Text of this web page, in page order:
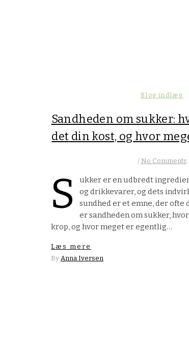
Blog indlæg
Sandheden om sukker:
det din kost, og hvor
/ No Comments
S
ukker er en udbredt
og drikkevarer, og dets
sundhed er et emne, der ofte
er sandheden om sukker,
krop, og hvor meget er egentlig…
Læs mere
By Anna Iversen